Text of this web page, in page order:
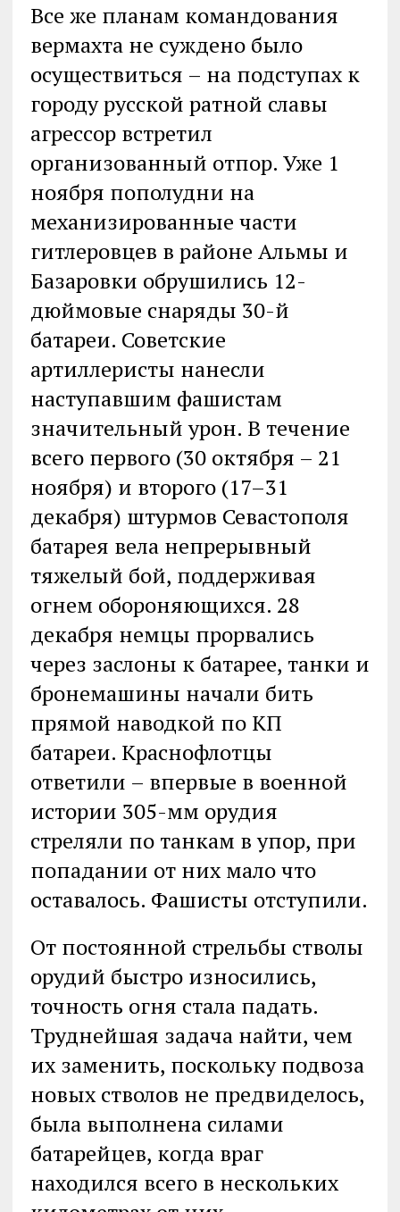
Все же планам командования
вермахта не суждено было
осуществиться – на подступах к
городу русской ратной славы
агрессор встретил
организованный отпор. Уже 1
ноября пополудни на
механизированные части
гитлеровцев в районе Альмы и
Базаровки обрушились 12-
дюймовые снаряды 30-й
батареи. Советские
артиллеристы нанесли
наступавшим фашистам
значительный урон. В течение
всего первого (30 октября – 21
ноября) и второго (17–31
декабря) штурмов Севастополя
батарея вела непрерывный
тяжелый бой, поддерживая
огнем обороняющихся. 28
декабря немцы прорвались
через заслоны к батарее, танки и
бронемашины начали бить
прямой наводкой по КП
батареи. Краснофлотцы
ответили – впервые в военной
истории 305-мм орудия
стреляли по танкам в упор, при
попадании от них мало что
оставалось. Фашисты отступили.
От постоянной стрельбы стволы
орудий быстро износились,
точность огня стала падать.
Труднейшая задача найти, чем
их заменить, поскольку подвоза
новых стволов не предвиделось,
была выполнена силами
батарейцев, когда враг
находился всего в нескольких